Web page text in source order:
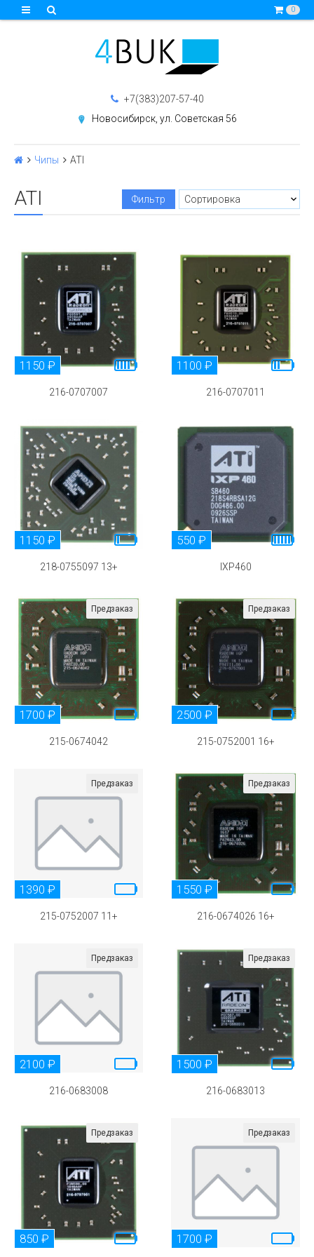
0
+7(383)207-57-40
Новосибирск, ул. Советская 56
Чипы ATI
ATI Фильтр
1150 ₽
216-0707007
1100 ₽
216-0707011
1150 ₽
218-0755097 13+
550 ₽
IXP460
Предзаказ
1700 ₽
215-0674042
Предзаказ
2500 ₽
215-0752001 16+
Предзаказ
1390 ₽
215-0752007 11+
Предзаказ
1550 ₽
216-0674026 16+
Предзаказ
2100 ₽
216-0683008
Предзаказ
1500 ₽
216-0683013
Предзаказ
850 ₽
Предзаказ
1700 ₽